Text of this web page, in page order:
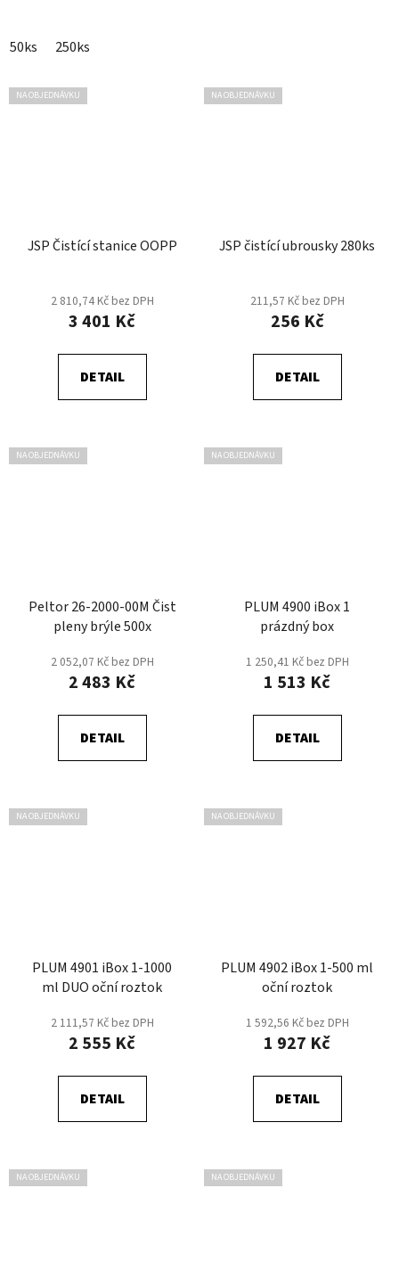
50ks 250ks
NA OBJEDNÁVKU
JSP Čistící stanice OOPP
2 810,74 Kč bez DPH
3 401 Kč
DETAIL
NA OBJEDNÁVKU
JSP čistící ubrousky 280ks
211,57 Kč bez DPH
256 Kč
DETAIL
NA OBJEDNÁVKU
Peltor 26-2000-00M Čist
pleny brýle 500x
2 052,07 Kč bez DPH
2 483 Kč
DETAIL
NA OBJEDNÁVKU
PLUM 4900 iBox 1
prázdný box
1 250,41 Kč bez DPH
1 513 Kč
DETAIL
NA OBJEDNÁVKU
PLUM 4901 iBox 1-1000
ml DUO oční roztok
2 111,57 Kč bez DPH
2 555 Kč
DETAIL
NA OBJEDNÁVKU
​PLUM 4902 iBox 1-500 ml
oční roztok
1 592,56 Kč bez DPH
1 927 Kč
DETAIL
NA OBJEDNÁVKU NA OBJEDNÁVKU